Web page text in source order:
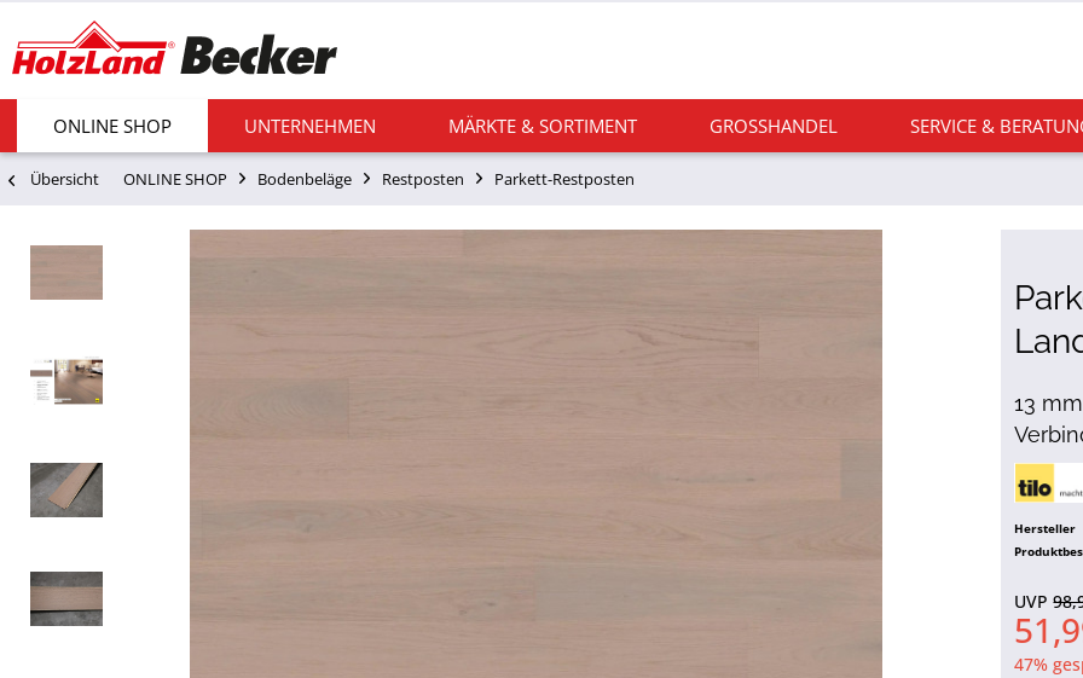
ONLINE SHOP UNTERNEHMEN MÄRKTE & SORTIMENT GROSSHANDEL SERVICE &
Übersicht ONLINE SHOP Bodenbeläge Restposten Parkett-Restposten
13
Hersteller
UVP
47%